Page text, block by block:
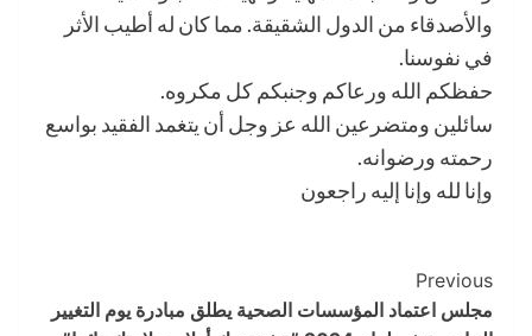
والأصدقاء من الدول الشقيقة. مما كان له أطيب الأثر
في نفوسنا.
حفظكم الله ورعاكم وجنبكم كل مكروه.
سائلين ومتضرعين الله عز وجل أن يتغمد الفقيد بواسع
رحمته ورضوانه.
وإنا لله وإنا إليه راجعون
Post
Navigation
Previous
مجلس اعتماد المؤسسات الصحية يطلق مبادرة يوم التغيير